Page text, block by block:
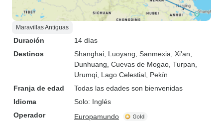
Maravillas Antiguas
Duración
14 días
Destinos
Shanghai , Luoyang , Sanmexia , Xi'an
Dunhuang , Cuevas de Mogao , Turpan
Urumqi , Lago Celestial , Pekín
Franja de edad
Todas las edades son bienvenidas
Idioma
Solo: Inglés
Operador
Europamundo